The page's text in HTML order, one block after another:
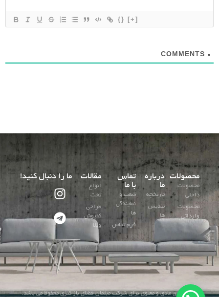
{} [+]
0
محصولات
محصولات
داخلی
محصولات
وارداتی
درباره
ما
تاریخچه
تندیس
ها
تماس
با ما
شعب و
نمایندگی
ها
فرم تماس
مقالات
انواع
تخت
طراحی
کفپوش
ویلا
ما را دنبال کنید!
کلیه حقوق مادی و معنوی برای شرکت مبلمان فضای باز کنزی محفوظ می باشد.